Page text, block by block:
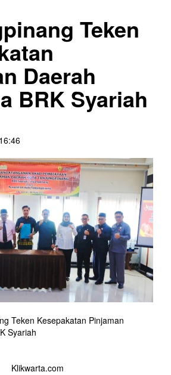
Teken
Daerah
BRK Syariah
Teken Kesepakatan Pinjaman
Syariah
Klikwarta.com